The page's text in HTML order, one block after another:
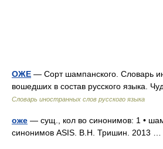
ОЖЕ — Сорт шампанского. Словарь
вошедших в состав русского языка.
Словарь иностранных слов русского языка
оже — сущ., кол во синонимов: 1 •
синонимов ASIS. В.Н. Тришин. 2013 …